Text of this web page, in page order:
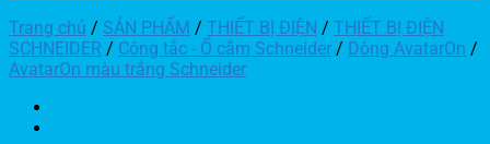
Trang chủ / SẢN PHẨM / THIẾT BỊ ĐIỆN / THIẾT BỊ ĐIỆN
SCHNEIDER / Công tắc - Ổ cắm Schneider / Dòng AvatarOn /
AvatarOn màu trắng Schneider